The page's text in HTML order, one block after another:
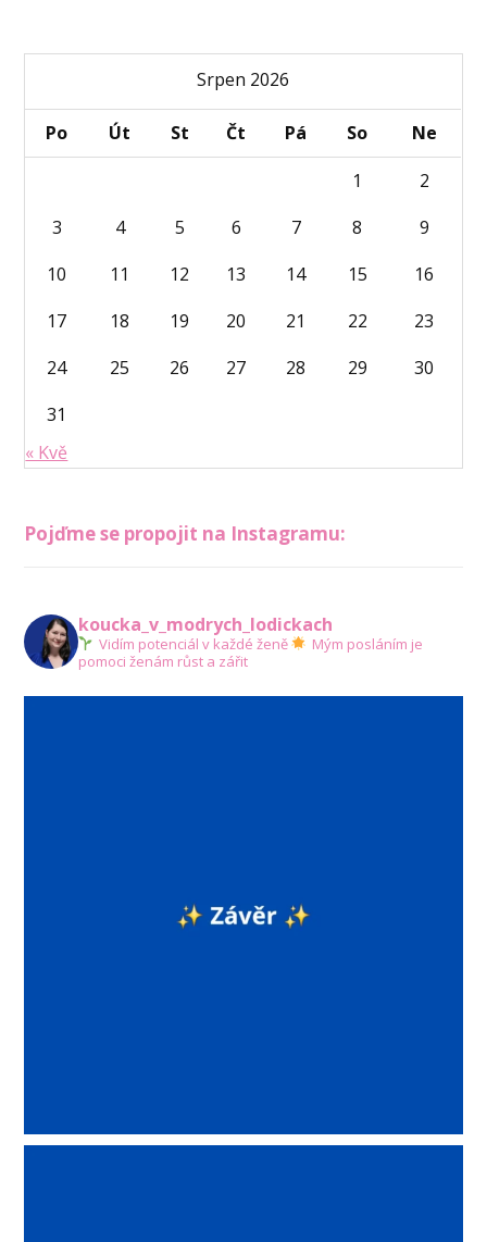
Srpen 2026
Po Út St Čt Pá So
Ne
1
2
3
4 5 6 7 8
9
10
11 12 13 14 15
16
17
18 19 20 21 22
23
24
25 26 27 28 29
30
31
« Kvě
Pojďme se propojit na Instagramu:
koucka_v_modrych_lodickach
Vidím potenciál v každé ženě
Mým posláním je
pomoci ženám růst a zářit